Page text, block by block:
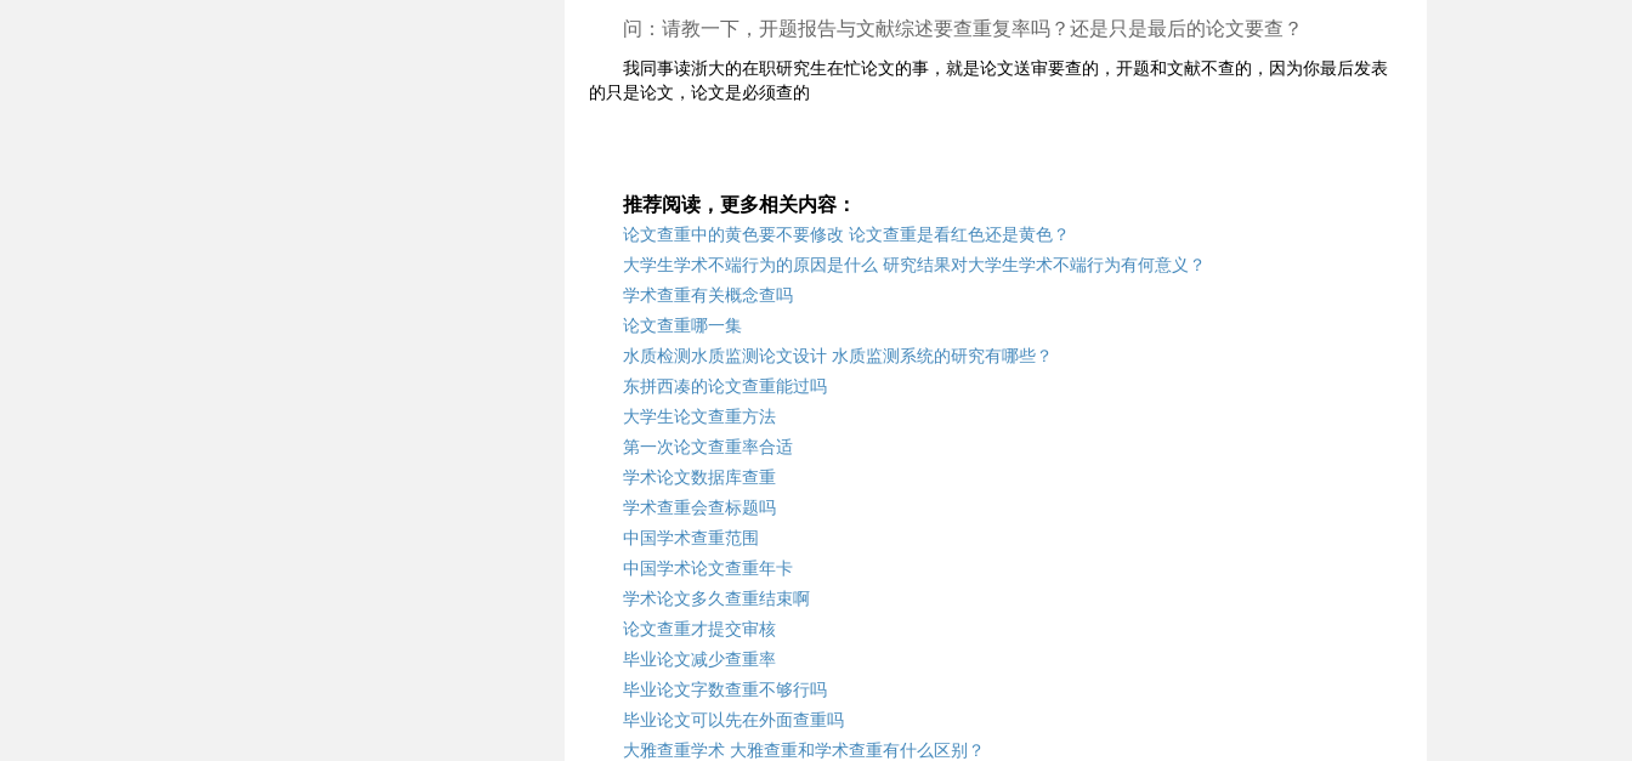
问：请教一下，开题报告与文献综述要查重复率吗？还是只是最后的论文要查？
我同事读浙大的在职研究生在忙论文的事，就是论文送审要查的，开题和文献不查的，因为你最后发表
的只是论文，论文是必须查的
推荐阅读，更多相关内容：
论文查重中的黄色要不要修改 论文查重是看红色还是黄色？
大学生学术不端行为的原因是什么 研究结果对大学生学术不端行为有何意义？
学术查重有关概念查吗
论文查重哪一集
水质检测水质监测论文设计 水质监测系统的研究有哪些？
东拼西凑的论文查重能过吗
大学生论文查重方法
第一次论文查重率合适
学术论文数据库查重
学术查重会查标题吗
中国学术查重范围
中国学术论文查重年卡
学术论文多久查重结束啊
论文查重才提交审核
毕业论文减少查重率
毕业论文字数查重不够行吗
毕业论文可以先在外面查重吗
大雅查重学术 大雅查重和学术查重有什么区别？